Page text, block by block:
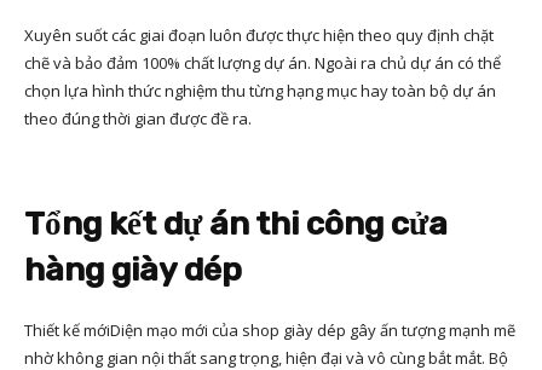
Xuyên suốt các giai đoạn luôn được thực hiện theo quy định chặt
chẽ và bảo đảm 100% chất lượng dự án. Ngoài ra chủ dự án có thể
chọn lựa hình thức nghiệm thu từng hạng mục hay toàn bộ dự án
theo đúng thời gian được đề ra.
Tổng kết dự án thi công cửa
hàng giày dép
Thiết kế mớiDiện mạo mới của shop giày dép gây ấn tượng mạnh mẽ
nhờ không gian nội thất sang trọng, hiện đại và vô cùng bắt mắt. Bộ